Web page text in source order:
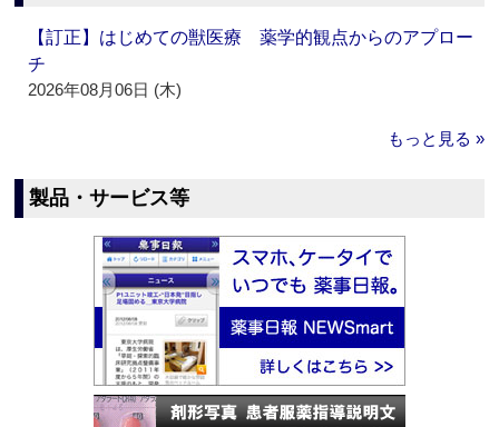
【訂正】はじめての獣医療 薬学的観点からのアプロー
チ
2026年08月06日 (木)
もっと見る »
製品・サービス等